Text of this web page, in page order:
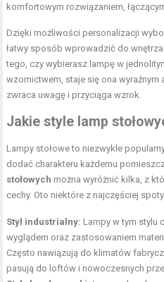
komfortowym rozwiązaniem,
Dzięki możliwości personalizacji
łatwy sposób wprowadzić do
tego, czy wybierasz lampę w
wzornictwem, staje się ona wyraźnym
zwraca uwagę i przyciąga wzrok.
Jakie style lamp
Lampy stołowe to niezwykle
dodać charakteru każdemu
stołowych można wyróżnić kilka, z
cechy. Oto niektóre z najczęściej
Styl industrialny: Lampy w tym stylu
wyglądem oraz zastosowaniem
Często nawiązują do klimatów
pasują do loftów i nowoczesnych